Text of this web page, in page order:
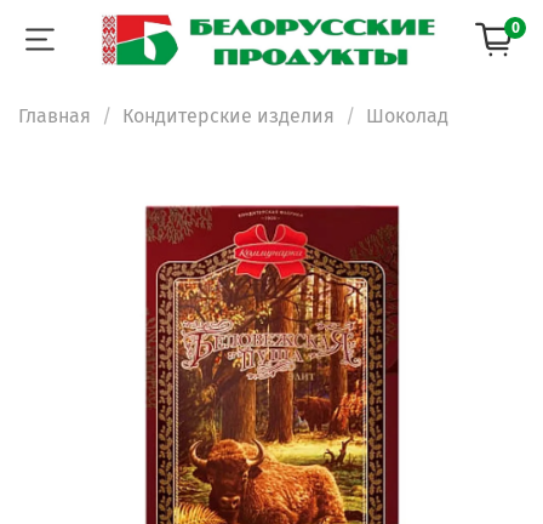
0
Главная Кондитерские изделия Шоколад